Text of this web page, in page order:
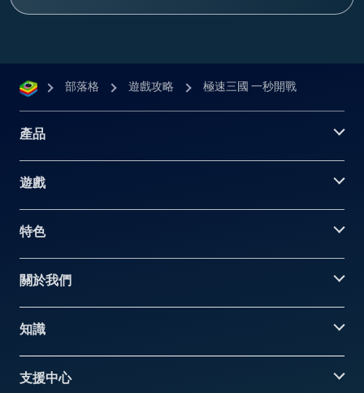
部落格 遊戲攻略 極速三國 一秒開戰
產品
遊戲
特色
關於我們
知識
支援中心